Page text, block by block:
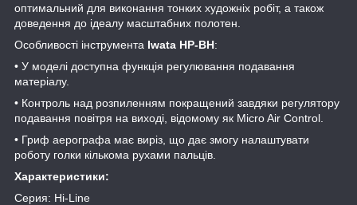
оптимальний для виконання тонких художніх робіт, а також
доведення до ідеалу масштабних полотен.
Особливості інструмента Iwata HP-BH:
• У моделі доступна функція регулювання подавання
матеріалу.
• Контроль над розпиленням покращений завдяки регулятору
подавання повітря на виході, відомому як Micro Air Control.
• Гриф аерографа має виріз, що дає змогу налаштувати
роботу голки кількома рухами пальців.
Характеристики:
Серия: Hi-Line